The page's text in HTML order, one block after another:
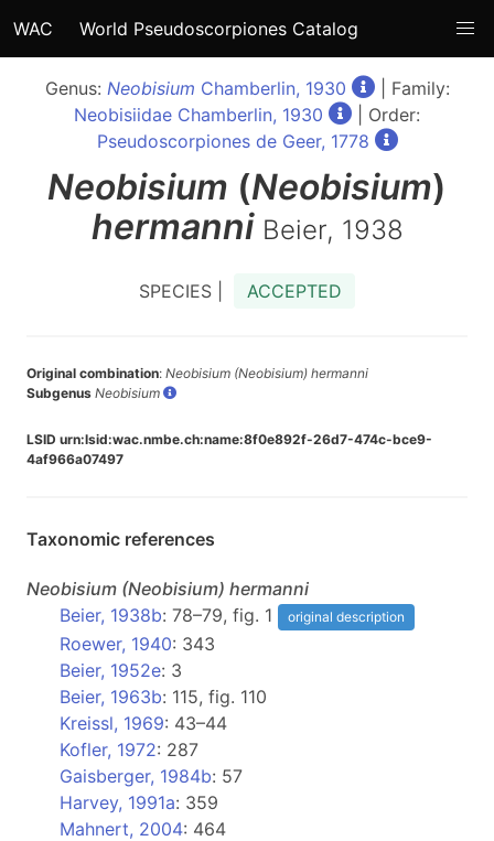
WAC World Pseudoscorpiones Catalog
Genus: Neobisium Chamberlin, 1930
| Family:
Neobisiidae Chamberlin, 1930
| Order:
Pseudoscorpiones de Geer, 1778
Neobisium (Neobisium)
hermanni Beier, 1938
SPECIES | ACCEPTED
Original combination: Neobisium (Neobisium) hermanni
Subgenus Neobisium
LSID urn:lsid:wac.nmbe.ch:name:8f0e892f-26d7-474c-bce9-
4af966a07497
Taxonomic references
Neobisium (Neobisium) hermanni
Beier, 1938b: 78–79, fig. 1 original description
Roewer, 1940: 343
Beier, 1952e: 3
Beier, 1963b: 115, fig. 110
Kreissl, 1969: 43–44
Kofler, 1972: 287
Gaisberger, 1984b: 57
Harvey, 1991a: 359
Mahnert, 2004: 464